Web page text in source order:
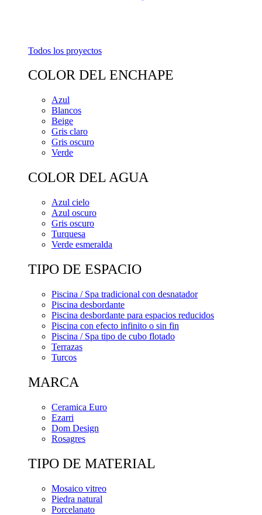
Todos los proyectos
COLOR DEL ENCHAPE
Azul
Blancos
Beige
Gris claro
Gris oscuro
Verde
COLOR DEL AGUA
Azul cielo
Azul oscuro
Gris oscuro
Turquesa
Verde esmeralda
TIPO DE ESPACIO
Piscina / Spa tradicional con desnatador
Piscina desbordante
Piscina desbordante para espacios reducidos
Piscina con efecto infinito o sin fin
Piscina / Spa tipo de cubo flotado
Terrazas
Turcos
MARCA
Ceramica Euro
Ezarri
Dom Design
Rosagres
TIPO DE MATERIAL
Mosaico vitreo
Piedra natural
Porcelanato